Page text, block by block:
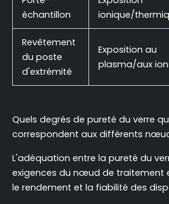
échantillon
ionique/
Revêtement
du poste
d'extrémité
Exposition au
plasma/aux
Quels degrés de pureté du verre
correspondent aux différents
L'adéquation entre la pureté du
exigences du nœud de traitement
le rendement et la fiabilité des